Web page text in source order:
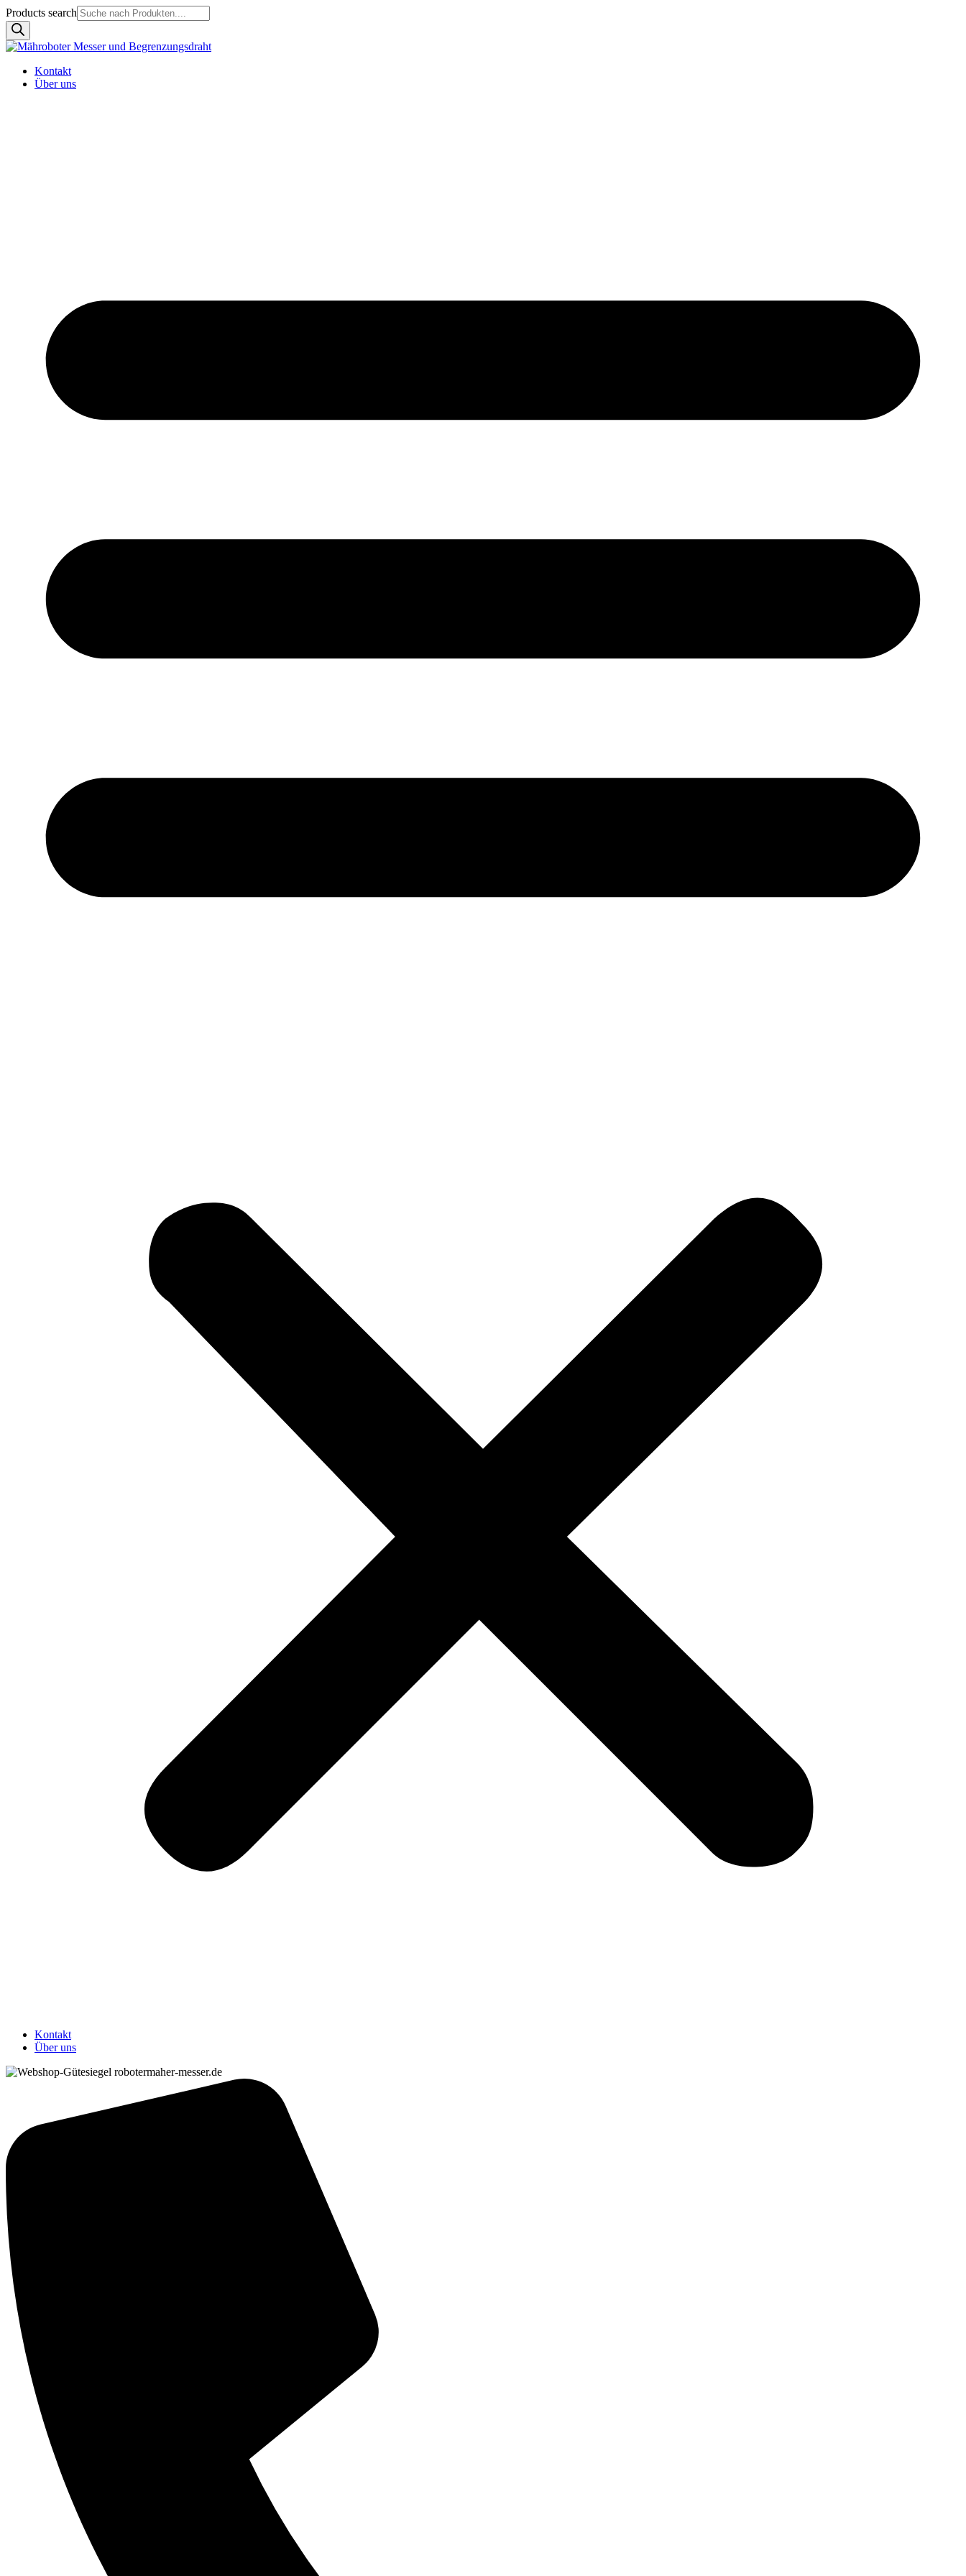
Products search
Kontakt
Über uns
Kontakt
Über uns